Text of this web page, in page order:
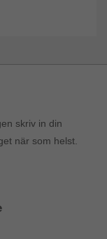
skriv in din
när som helst.